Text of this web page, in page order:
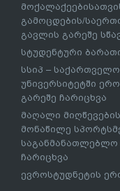
გამოცდების/
გავლის გარეშე
სტუდენტური
სსიპ –
უნივერსიტეტში
გარეშე ჩარიცხვა
მაღალი
მონაწილე
საგანმანათლებლო
ჩარიცხვა
ევროსტუდნეტის